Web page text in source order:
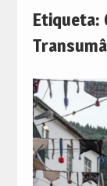
Etiqueta: